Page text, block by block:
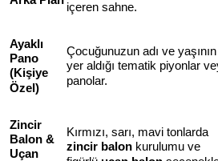
içeren sahne.
Ayaklı
Pano
(Kişiye
Özel)
Çocuğunuzun adı ve yaşının
yer aldığı tematik piyonlar
panolar.
Zincir
Balon &
Uçan
Kırmızı, sarı, mavi tonlarda
zincir balon kurulumu ve